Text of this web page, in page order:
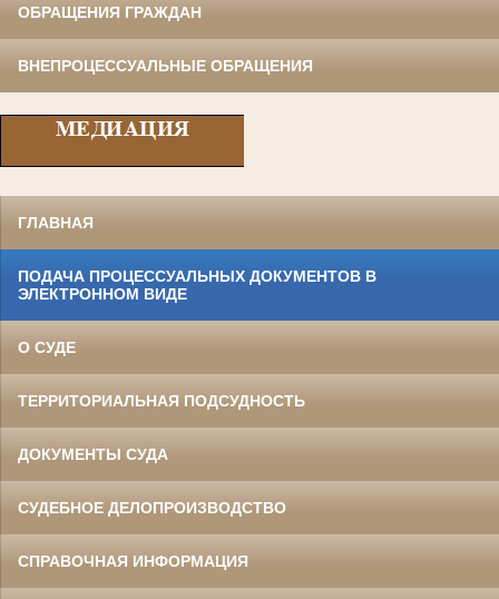
ОБРАЩЕНИЯ ГРАЖДАН
ВНЕПРОЦЕССУАЛЬНЫЕ ОБРАЩЕНИЯ
ГЛАВНАЯ
ПОДАЧА ПРОЦЕССУАЛЬНЫХ ДОКУМЕНТОВ В
ЭЛЕКТРОННОМ ВИДЕ
О СУДЕ
ТЕРРИТОРИАЛЬНАЯ ПОДСУДНОСТЬ
ДОКУМЕНТЫ СУДА
СУДЕБНОЕ ДЕЛОПРОИЗВОДСТВО
СПРАВОЧНАЯ ИНФОРМАЦИЯ